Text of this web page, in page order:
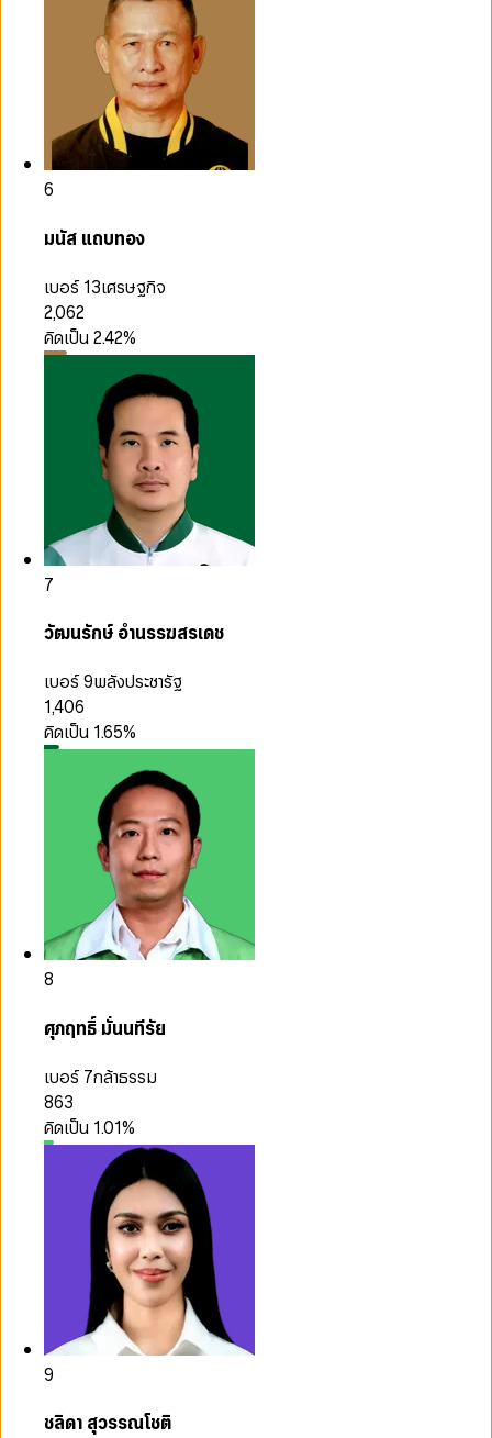
6
มนัส แถบทอง
เบอร์ 13เศรษฐกิจ
2,062
คิดเป็น2.42%
7
วัฒนรักษ์ อำนรรฆสรเดช
เบอร์ 9พลังประชารัฐ
1,406
คิดเป็น 1.65%
8
ศุภฤทธิ์ มั่นนทีรัย
เบอร์ 7กล้าธรรม
863
คิดเป็น 1.01%
9
ชลิดา สุวรรณโชติ